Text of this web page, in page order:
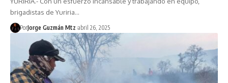
brigadistas de Yuriria…
PorJorge Guzmán Mtz abril 26, 2025